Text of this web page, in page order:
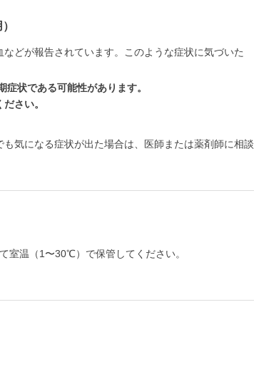
どが報告されています。このような症状に気づいた
症状である可能性があります。
さい。
気になる症状が出た場合は、医師または薬剤師に相談
室温（1〜30℃）で保管してください。